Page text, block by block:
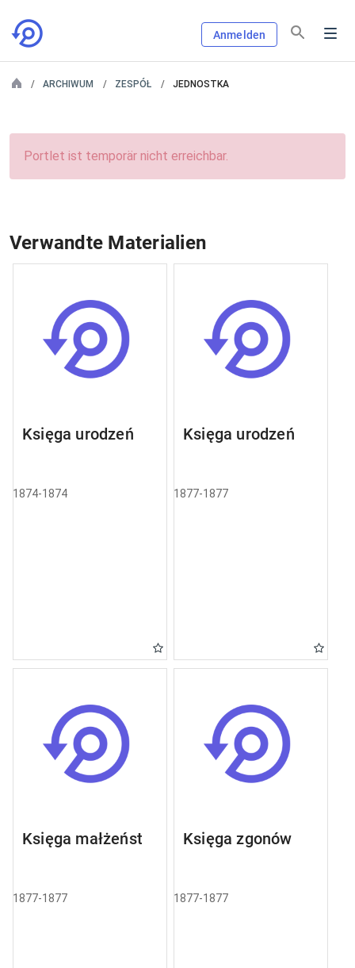
Anmelden
ARCHIWUM ZESPÓŁ JEDNOSTKA
Portlet ist temporär nicht erreichbar.
Verwandte Materialien
Księga urodzeń
1874-1874
Księga urodzeń
1877-1877
Księga małżeństw
1877-1877
Księga zgonów
1877-1877